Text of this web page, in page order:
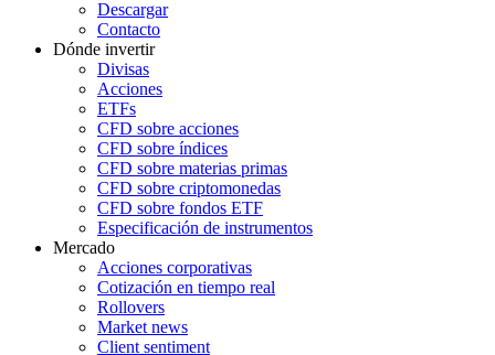
Descargar
Contacto
Dónde invertir
Divisas
Acciones
ETFs
CFD sobre acciones
CFD sobre índices
CFD sobre materias primas
CFD sobre criptomonedas
CFD sobre fondos ETF
Especificación de instrumentos
Mercado
Acciones corporativas
Cotización en tiempo real
Rollovers
Market news
Client sentiment